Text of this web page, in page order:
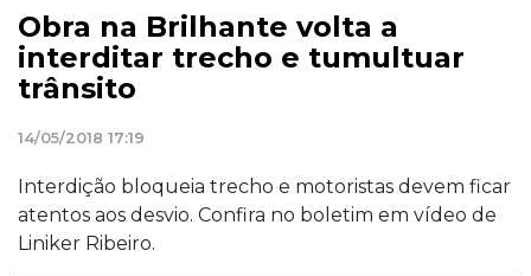
Obra na Brilhante volta a
interditar trecho e tumultuar
trânsito
14/05/2018 17:19
Interdição bloqueia trecho e motoristas devem ficar
atentos aos desvio. Confira no boletim em vídeo de
Liniker Ribeiro.